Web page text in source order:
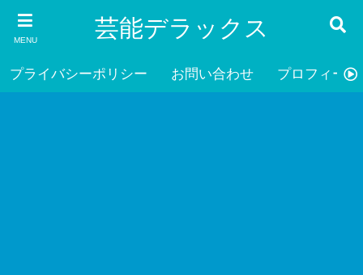
MENU 芸能デラックス
プライバシーポリシー お問い合わせ プロフィール